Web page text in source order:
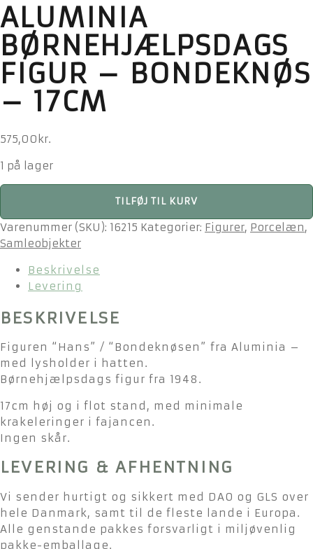
ALUMINIA
BØRNEHJÆLPSDAGS
FIGUR – BONDEKNØS
– 17CM
575,00 kr.
1 på lager
Aluminia
figur
-
17cm
TILFØJ TIL KURV
Varenummer (SKU): 16215 Kategorier: Figurer, Porcelæn,
Samleobjekter
Beskrivelse
Levering
BESKRIVELSE
Figuren “Hans” / “Bondeknøsen” fra Aluminia –
med lysholder i hatten.
Børnehjælpsdags figur fra 1948.
17cm høj og i flot stand, med minimale
krakeleringer i fajancen.
Ingen skår.
LEVERING & AFHENTNING
Vi sender hurtigt og sikkert med DAO og GLS over
hele Danmark, samt til de fleste lande i Europa.
Alle genstande pakkes forsvarligt i miljøvenlig
pakke-emballage.